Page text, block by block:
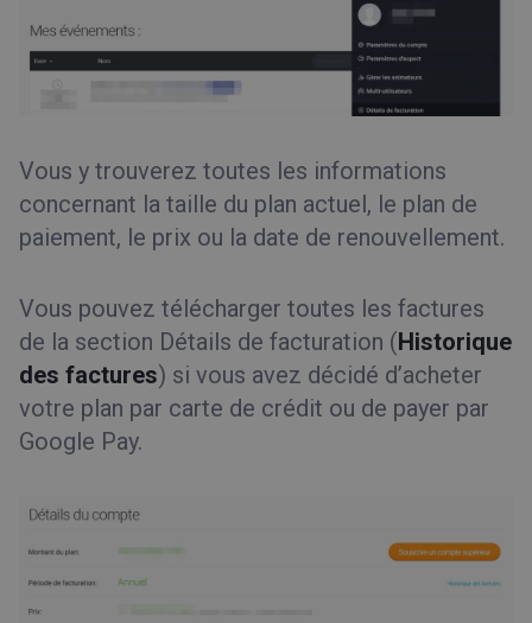
Vous y trouverez toutes les informations
concernant la taille du plan actuel, le plan de
paiement, le prix ou la date de renouvellement.
Vous pouvez télécharger toutes les factures
de la section Détails de facturation (Historique
des factures) si vous avez décidé d’acheter
votre plan par carte de crédit ou de payer par
Google Pay.